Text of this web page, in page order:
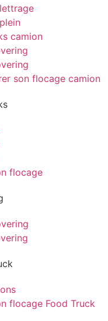
camion
son flocage camion
flocage
flocage Food Truck